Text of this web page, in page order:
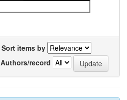
Sort items by
Authors/record